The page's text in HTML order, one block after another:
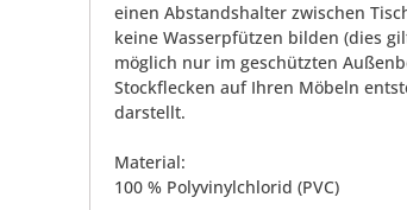
einen Abstandshalter zwischen
keine Wasserpfützen bilden (dies
möglich nur im geschützten
Stockflecken auf Ihren Möbeln
darstellt.
Material:
100 % Polyvinylchlorid (PVC)